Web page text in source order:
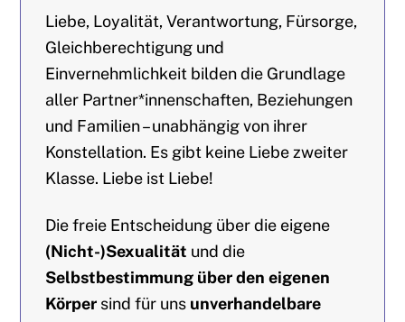
Liebe, Loyalität, Verantwortung, Fürsorge,
Gleichberechtigung und
Einvernehmlichkeit bilden die Grundlage
aller Partner*innenschaften, Beziehungen
und Familien – unabhängig von ihrer
Konstellation. Es gibt keine Liebe zweiter
Klasse. Liebe ist Liebe!
Die freie Entscheidung über die eigene
(Nicht-)Sexualität und die
Selbstbestimmung über den eigenen
Körper sind für uns unverhandelbare